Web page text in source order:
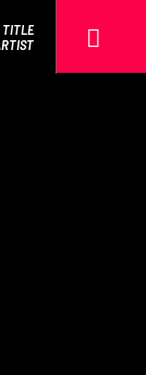
TITLE